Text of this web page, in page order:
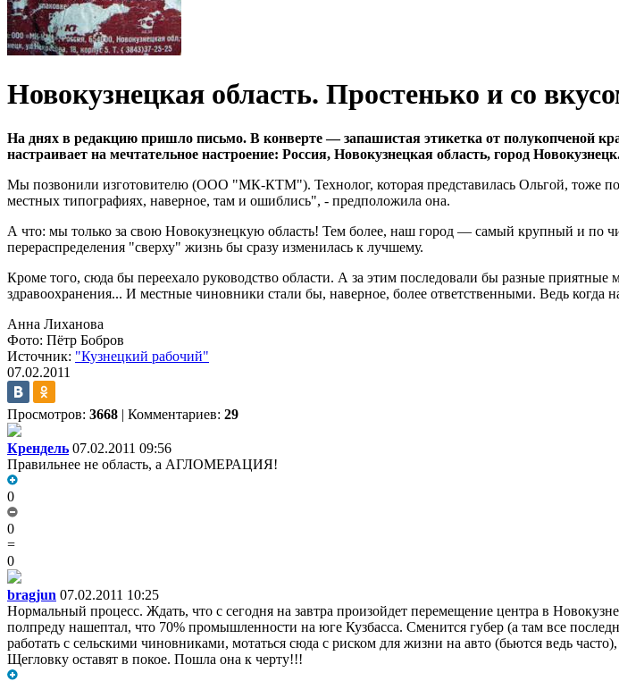
Новокузнецкая область. Простенько и со
На днях в редакцию пришло письмо. В конверте — запашистая этикетка от полукопченой
настраивает на мечтательное настроение: Россия, Новокузнецкая область, город
Мы позвонили изготовителю (ООО "МК-КТМ"). Технолог, которая представилась Ольгой, тоже
местных типографиях, наверное, там и ошиблись", - предположила она.
А что: мы только за свою Новокузнецкую область! Тем более, наш город — самый крупный и по
перераспределения "сверху" жизнь бы сразу изменилась к лучшему.
Кроме того, сюда бы переехало руководство области. А за этим последовали бы разные
здравоохранения... И местные чиновники стали бы, наверное, более ответственными. Ведь когда
Анна Лиханова
Фото: Пётр Бобров
Источник: "Кузнецкий рабочий"
07.02.2011
Просмотров: 3668 | Комментариев: 29
Крендель 07.02.2011 09:56
Правильнее не область, а АГЛОМЕРАЦИЯ!
0
0
=
0
bragjun 07.02.2011 10:25
Нормальный процесс. Ждать, что с сегодня на завтра произойдет перемещение центра в
полпреду нашептал, что 70% промышленности на юге Кузбасса. Сменится губер (а там все
работать с сельскими чиновниками, мотаться сюда с риском для жизни на авто (бьются ведь
Щегловку оставят в покое. Пошла она к черту!!!